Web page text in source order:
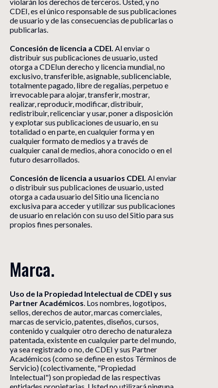
CDEI, es el único responsable de sus publicaciones
de usuario y de las consecuencias de publicarlas o
publicarlas.
Concesión de licencia a CDEI. Al enviar o
distribuir sus publicaciones de usuario, usted
otorga a CDEIun derecho y licencia mundial, no
exclusivo, transferible, asignable, sublicenciable,
totalmente pagado, libre de regalías, perpetuo e
irrevocable para alojar, transferir, mostrar,
realizar, reproducir, modificar, distribuir,
redistribuir, relicenciar y usar, poner a disposición
y explotar sus publicaciones de usuario, en su
totalidad o en parte, en cualquier forma y en
cualquier formato de medios y a través de
cualquier canal de medios, ahora conocido o en el
futuro desarrollados.
Concesión de licencia a usuarios CDEI. Al enviar
o distribuir sus publicaciones de usuario, usted
otorga a cada usuario del Sitio una licencia no
exclusiva para acceder y utilizar sus publicaciones
de usuario en relación con su uso del Sitio para sus
propios fines personales.
Marca.
Uso de la Propiedad Intelectual de CDEI y sus
Partner Académicos. Los nombres, logotipos,
sellos, derechos de autor, marcas comerciales,
marcas de servicio, patentes, diseños, cursos,
contenido y cualquier otro derecho de naturaleza
patentada, existente en cualquier parte del mundo,
ya sea registrado o no, de CDEI y sus Partner
Académicos (como se define en estos Términos de
Servicio) (colectivamente, "Propiedad
Intelectual") son propiedad de las respectivas